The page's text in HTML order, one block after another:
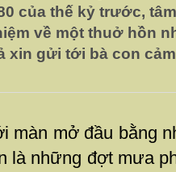
của thế kỷ trước,
về một thuở hồn
xin gửi tới bà con
màn mở đầu bằng
là những đợt mưa